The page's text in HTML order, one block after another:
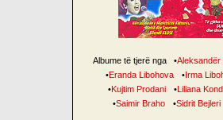
Albume të tjerë nga •Aleksandër
•Eranda Libohova •Irma
•Kujtim Prodani •Liliana
•Saimir Braho •Sidrit Bejleri